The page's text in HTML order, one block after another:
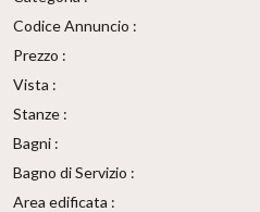
Codice Annuncio :
Prezzo :
Vista :
Stanze :
Bagni :
Bagno di Servizio :
Area edificata :